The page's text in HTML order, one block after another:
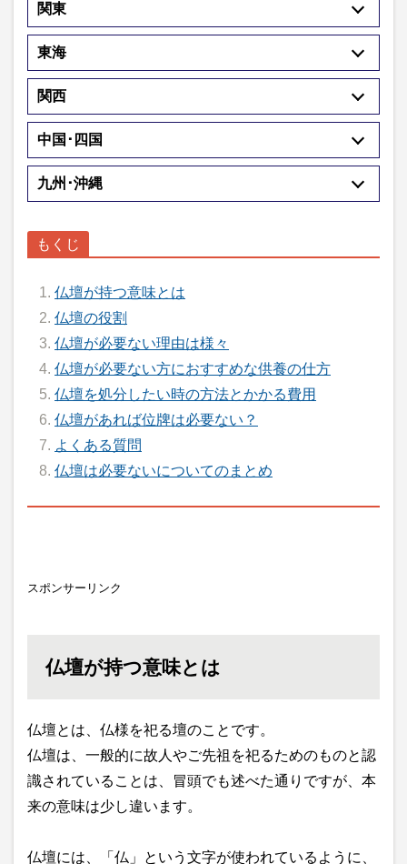
関東
東海
関西
中国･四国
九州･沖縄
仏壇が持つ意味とは
仏壇の役割
仏壇が必要ない理由は様々
仏壇が必要ない方におすすめな供養の仕方
仏壇を処分したい時の方法とかかる費用
仏壇があれば位牌は必要ない？
よくある質問
仏壇は必要ないについてのまとめ
スポンサーリンク
仏壇が持つ意味とは
仏壇とは、仏様を祀る壇のことです。
仏壇は、一般的に故人やご先祖を祀るためのものと認
識されていることは、冒頭でも述べた通りですが、本
来の意味は少し違います。
仏壇には、「仏」という文字が使われているように、